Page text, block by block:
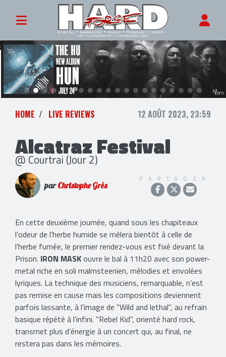
HOME LIVE REVIEWS 12 AOÛT 2023, 23:59
Alcatraz Festival
@ Courtrai (Jour 2)
parChristophe Grès
PARTAGER
En cette deuxième journée, quand sous les chapiteaux
l’odeur de l’herbe humide se mêlera bientôt à celle de
l’herbe fumée, le premier rendez-vous est fixé devant la
Prison. IRON MASKouvre le bal à 11h20 avec son power-
metal riche en soli malmsteenien, mélodies et envolées
lyriques. La technique des musiciens, remarquable, n’est
pas remise en cause mais les compositions deviennent
parfois lassante, à l’image de "Wild and lethal", au refrain
basique répété à l’infini. "Rebel Kid", orienté hard rock,
transmet plus d’énergie à un concert qui, au final, ne
restera pas dans les mémoires.